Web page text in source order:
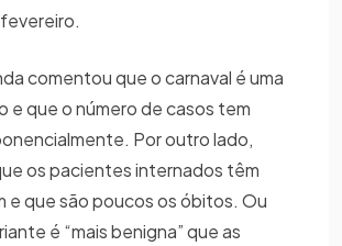
comentou que o carnaval é uma
e que o número de casos tem
Por outro lado,
os pacientes internados têm
e que são poucos os óbitos. Ou
é “mais benigna” que as